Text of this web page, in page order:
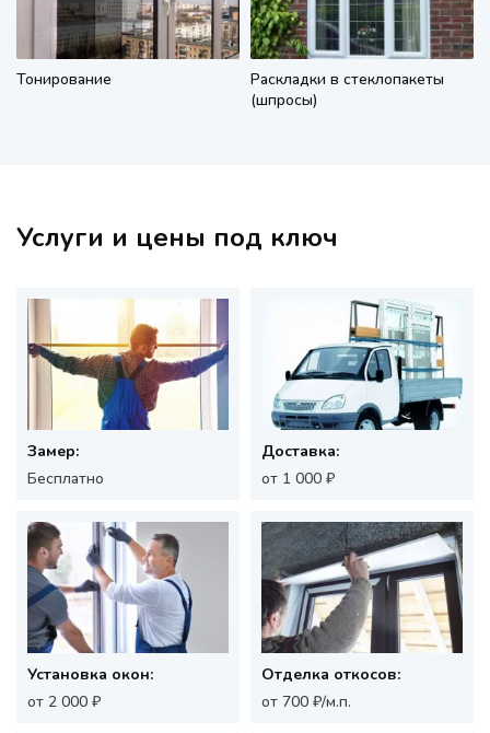
Тонирование
Раскладки в стеклопакеты
(шпросы)
Услуги и цены под ключ
Замер:
Бесплатно
Доставка:
от 1 000 ₽
Установка окон:
от 2 000 ₽
Отделка откосов:
от 700 ₽/м.п.